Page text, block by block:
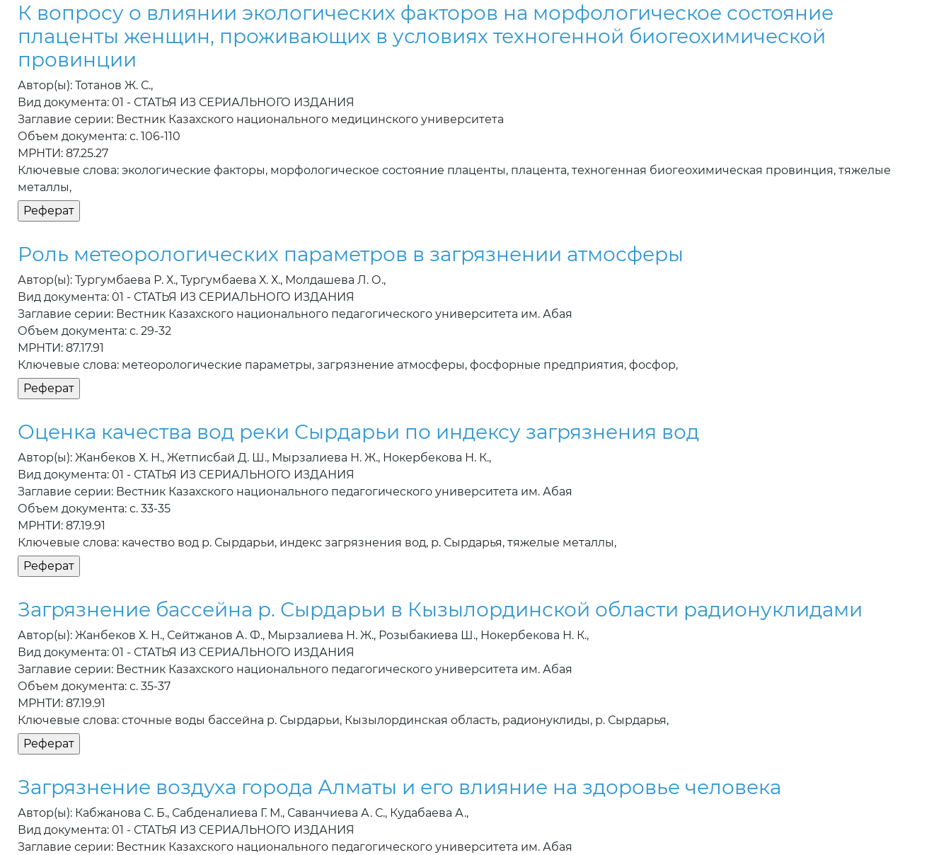
К вопросу о влиянии экологических факторов на морфологическое состояние
плаценты женщин, проживающих в условиях техногенной биогеохимической
провинции
Автор(ы): Тотанов Ж. С.,
Вид документа: 01 - СТАТЬЯ ИЗ СЕРИАЛЬНОГО ИЗДАНИЯ
Заглавие серии: Вестник Казахского национального медицинского университета
Объем документа: с. 106-110
МРНТИ: 87.25.27
Ключевые слова: экологические факторы, морфологическое состояние плаценты, плацента, техногенная биогеохимическая провинция, тяжелые
металлы,
Роль метеорологических параметров в загрязнении атмосферы
Автор(ы): Тургумбаева Р. Х., Тургумбаева Х. Х., Молдашева Л. О.,
Вид документа: 01 - СТАТЬЯ ИЗ СЕРИАЛЬНОГО ИЗДАНИЯ
Заглавие серии: Вестник Казахского национального педагогического университета им. Абая
Объем документа: с. 29-32
МРНТИ: 87.17.91
Ключевые слова: метеорологические параметры, загрязнение атмосферы, фосфорные предприятия, фосфор,
Оценка качества вод реки Сырдарьи по индексу загрязнения вод
Автор(ы): Жанбеков Х. Н., Жетписбай Д. Ш., Мырзалиева Н. Ж., Нокербекова Н. К.,
Вид документа: 01 - СТАТЬЯ ИЗ СЕРИАЛЬНОГО ИЗДАНИЯ
Заглавие серии: Вестник Казахского национального педагогического университета им. Абая
Объем документа: с. 33-35
МРНТИ: 87.19.91
Ключевые слова: качество вод р. Сырдарьи, индекс загрязнения вод, р. Сырдарья, тяжелые металлы,
Загрязнение бассейна р. Сырдарьи в Кызылординской области радионуклидами
Автор(ы): Жанбеков Х. Н., Сейтжанов А. Ф., Мырзалиева Н. Ж., Розыбакиева Ш., Нокербекова Н. К.,
Вид документа: 01 - СТАТЬЯ ИЗ СЕРИАЛЬНОГО ИЗДАНИЯ
Заглавие серии: Вестник Казахского национального педагогического университета им. Абая
Объем документа: с. 35-37
МРНТИ: 87.19.91
Ключевые слова: сточные воды бассейна р. Сырдарьи, Кызылординская область, радионуклиды, р. Сырдарья,
Загрязнение воздуха города Алматы и его влияние на здоровье человека
Автор(ы): Кабжанова С. Б., Сабденалиева Г. М., Саванчиева А. С., Кудабаева А.,
Вид документа: 01 - СТАТЬЯ ИЗ СЕРИАЛЬНОГО ИЗДАНИЯ
Заглавие серии: Вестник Казахского национального педагогического университета им. Абая